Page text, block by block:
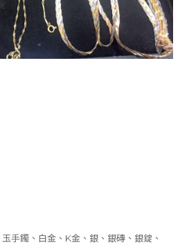
FOLLOW US
手鐲、白金、K金、銀、銀磚、銀錠、